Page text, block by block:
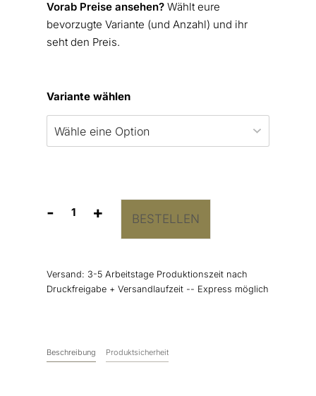
Vorab Preise ansehen?Wählt eure
bevorzugte Variante (und Anzahl) und ihr
seht den Preis.
Variante wählen
-
Kirchenheft
Menge
+ BESTELLEN
Versand: 3-5 Arbeitstage Produktionszeit nach
Druckfreigabe + Versandlaufzeit -- Express möglich
Beschreibung Produktsicherheit